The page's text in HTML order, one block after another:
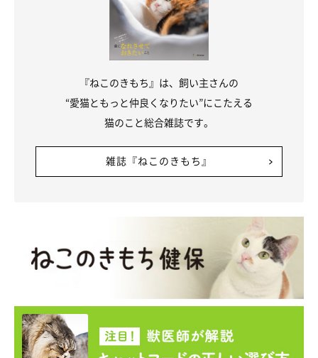
『ねこのきもち』は、飼い主さんの
“愛猫ともっと仲良くなりたい”にこたえる
猫のこと総合雑誌です。
雑誌『ねこのきもち』